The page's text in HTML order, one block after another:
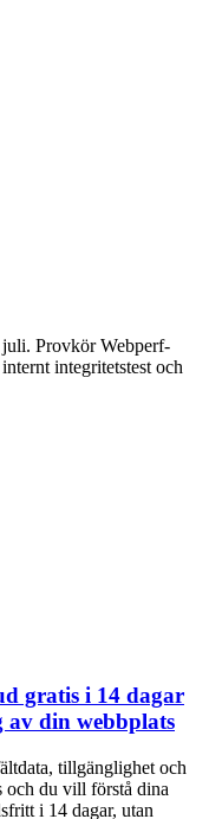
Provkör Webperf-
integritetstest och
gratis i 14 dagar
din webbplats
tillgänglighet och
och du vill förstå dina
i 14 dagar, utan